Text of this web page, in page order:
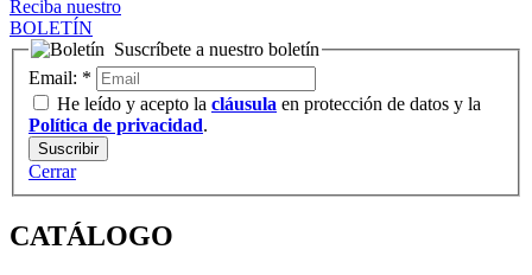
Reciba nuestro
BOLETÍN
Suscríbete a nuestro boletín
Email: *
He leído y acepto la cláusula en protección de datos y la
Política de privacidad.
Cerrar
CATÁLOGO